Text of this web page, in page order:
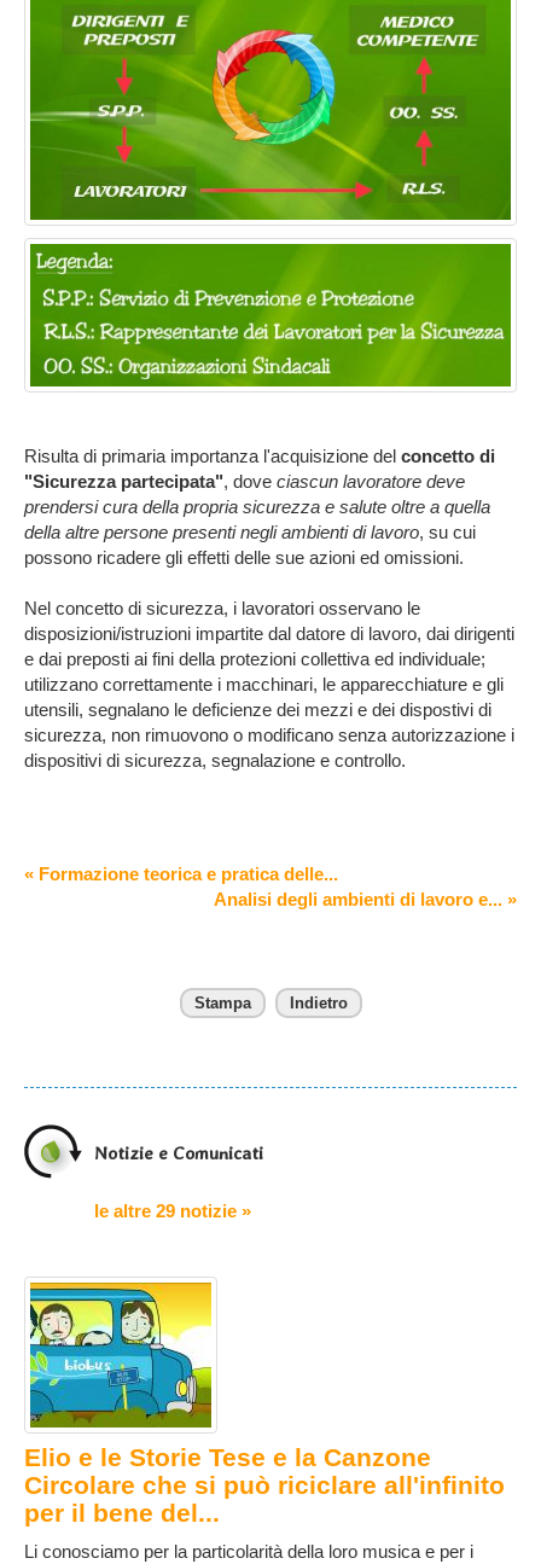
Risulta di primaria importanza l'acquisizione del concetto di
"Sicurezza partecipata", dove ciascun lavoratore deve
prendersi cura della propria sicurezza e salute oltre a quella
della altre persone presenti negli ambienti di lavoro, su cui
possono ricadere gli effetti delle sue azioni ed omissioni.
Nel concetto di sicurezza, i lavoratori osservano le
disposizioni/istruzioni impartite dal datore di lavoro, dai dirigenti
e dai preposti ai fini della protezioni collettiva ed individuale;
utilizzano correttamente i macchinari, le apparecchiature e gli
utensili, segnalano le deficienze dei mezzi e dei dispostivi di
sicurezza, non rimuovono o modificano senza autorizzazione i
dispositivi di sicurezza, segnalazione e controllo.
« Formazione teorica e pratica delle...
Analisi degli ambienti di lavoro e... »
Stampa Indietro
Notizie e Comunicati
le altre 29 notizie »
Elio e le Storie Tese e la Canzone
Circolare che si può riciclare all'infinito
per il bene del...
Li conosciamo per la particolarità della loro musica e per i